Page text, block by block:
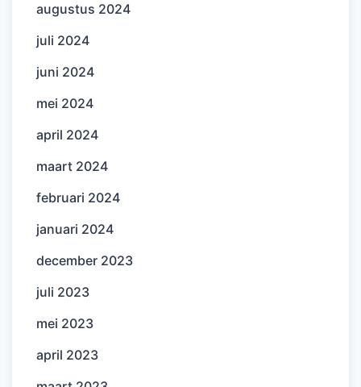
augustus 2024
juli 2024
juni 2024
mei 2024
april 2024
maart 2024
februari 2024
januari 2024
december 2023
juli 2023
mei 2023
april 2023